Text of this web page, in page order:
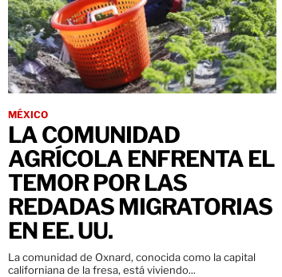
MÉXICO
LA COMUNIDAD
AGRÍCOLA ENFRENTA EL
TEMOR POR LAS
REDADAS MIGRATORIAS
EN EE. UU.
La comunidad de Oxnard, conocida como la capital
californiana de la fresa, está viviendo...